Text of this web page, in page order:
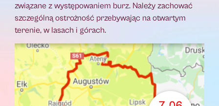
związane z występowaniem burz. Należy zachować
szczególną ostrożność przebywając na otwartym
terenie, w lasach i górach.